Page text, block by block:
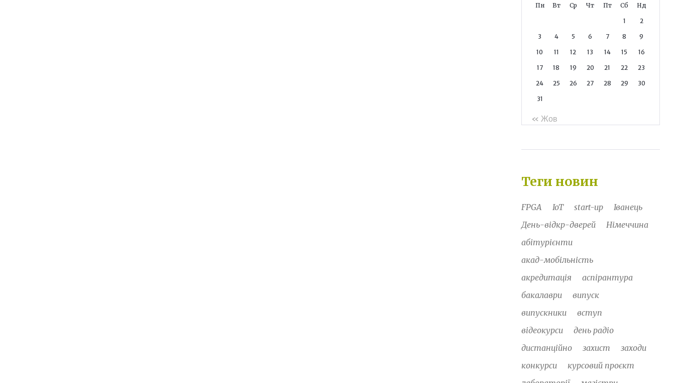
Пн Вт Ср Чт Пт Сб Нд
1 2
3 4 5 6 7 8 9
10 11 12 13 14 15 16
17 18 19 20 21 22 23
24 25 26 27 28 29 30
31
« Жов
Теги новин
FPGA IoT start-up
Іванець
День-відкр-дверей
Німеччина
абітурієнти
акад-мобільність
акредитація
аспірантура
бакалаври
випуск
випускники
вступ
відеокурси
день радіо
дистанційно
захист
заходи
конкурси
курсовий проєкт